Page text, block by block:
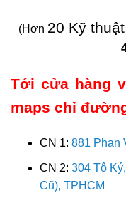
(Hơn 20 Kỹ thuật
Tới cửa hàng
maps chỉ
CN 1: 881 Phan
CN 2: 304 Tô
Cũ), TPHCM